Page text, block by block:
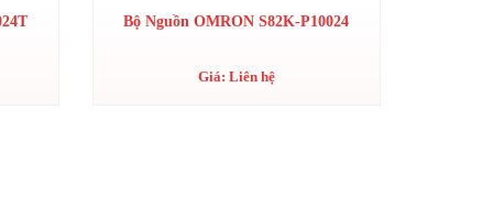
Bộ Nguồn OMRON S82K-P10024
Giá: Liên hệ